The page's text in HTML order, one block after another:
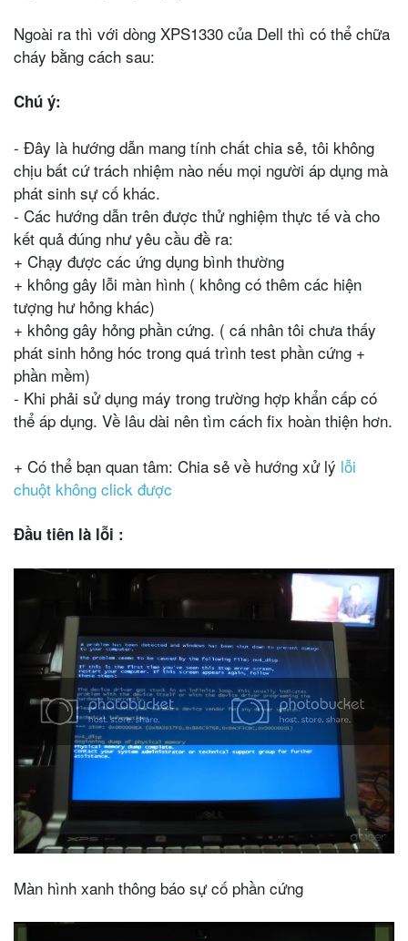
Ngoài ra thì với dòng XPS1330 của Dell thì có thể chữa
cháy bằng cách sau:
Chú ý:
- Đây là hướng dẫn mang tính chất chia sẻ, tôi không
chịu bất cứ trách nhiệm nào nếu mọi người áp dụng mà
phát sinh sự cố khác.
- Các hướng dẫn trên được thử nghiệm thực tế và cho
kết quả đúng như yêu cầu đề ra:
+ Chạy được các ứng dụng bình thường
+ không gây lỗi màn hình ( không có thêm các hiện
tượng hư hỏng khác)
+ không gây hỏng phần cứng. ( cá nhân tôi chưa thấy
phát sinh hỏng hóc trong quá trình test phần cứng +
phần mềm)
- Khi phải sử dụng máy trong trường hợp khẩn cấp có
thể áp dụng. Về lâu dài nên tìm cách fix hoàn thiện hơn.
+ Có thể bạn quan tâm: Chia sẻ về hướng xử lý lỗi
chuột không click được
Đầu tiên là lỗi :
Màn hình xanh thông báo sự cố phần cứng